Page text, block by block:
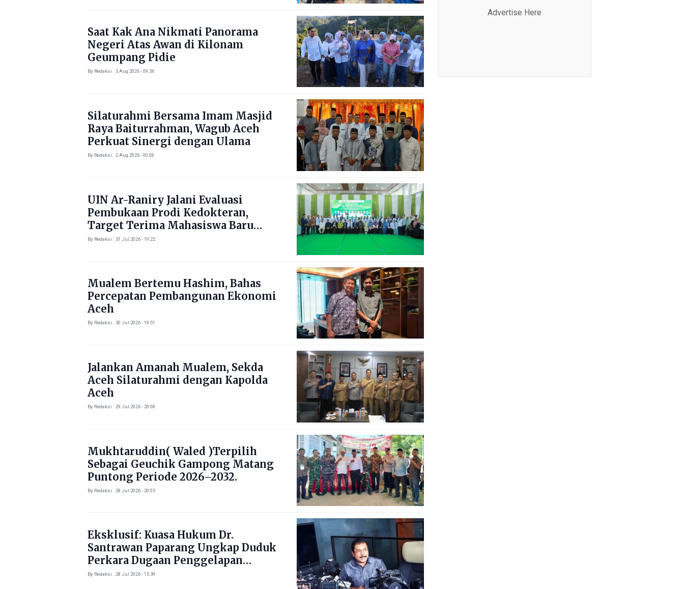
Saat Kak Ana Nikmati Panorama
Negeri Atas Awan di Kilonam
Geumpang Pidie
By Redaksi . 3 Aug 2026 - 09:36
Silaturahmi Bersama Imam Masjid
Raya Baiturrahman, Wagub Aceh
Perkuat Sinergi dengan Ulama
By Redaksi . 2 Aug 2026 - 00:08
UIN Ar-Raniry Jalani Evaluasi
Pembukaan Prodi Kedokteran,
Target Terima Mahasiswa Baru
Tahun Ini
By Redaksi . 31 Jul 2026 - 19:22
Mualem Bertemu Hashim, Bahas
Percepatan Pembangunan Ekonomi
Aceh
By Redaksi . 30 Jul 2026 - 19:51
Jalankan Amanah Mualem, Sekda
Aceh Silaturahmi dengan Kapolda
Aceh
By Redaksi . 29 Jul 2026 - 20:08
Mukhtaruddin( Waled )Terpilih
Sebagai Geuchik Gampong Matang
Puntong Periode 2026–2032.
By Redaksi . 28 Jul 2026 - 20:05
Eksklusif: Kuasa Hukum Dr.
Santrawan Paparang Ungkap Duduk
Perkara Dugaan Penggelapan
Kendaraan Rp1,5 Miliar
By Redaksi . 28 Jul 2026 - 15:39
Advertise Here